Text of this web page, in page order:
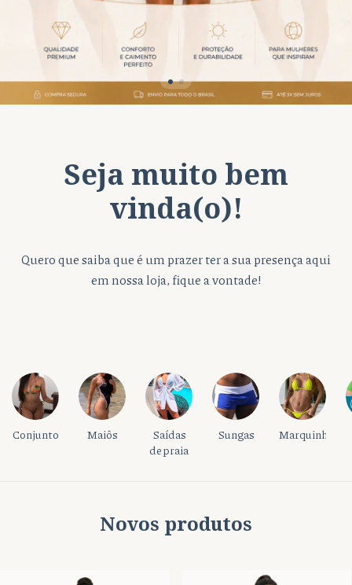
Seja muito bem
vinda(o)!
Quero que saiba que é um prazer ter a sua presença aqui
em nossa loja, fique a vontade!
Conjunto Maiôs
Saídas
de praia
Sungas Marquinha
Novos produtos